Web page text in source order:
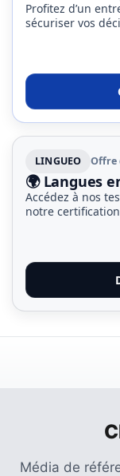
Profitez d’un
sécuriser vos
LINGUEO Offre
🌍 Langues
Accédez à nos
notre
Média de